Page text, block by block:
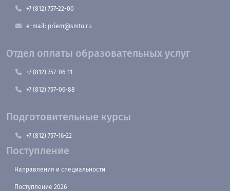
+7 (812) 757-22-00
e-mail: priem@smtu.ru
Отдел оплаты образовательных услуг
+7 (812) 757-06-11
+7 (812) 757-06-88
Подготовительные курсы
+7 (812) 757-16-22
Поступление
Направления и специальности
Поступление 2026